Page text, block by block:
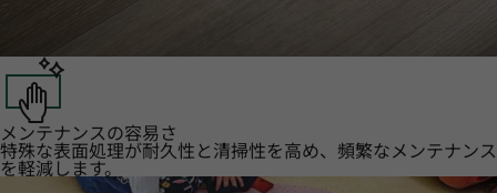
メンテナンスの容易さ
特殊な表面処理が耐久性と清掃性を高め、頻繁なメンテナンス
を軽減します。